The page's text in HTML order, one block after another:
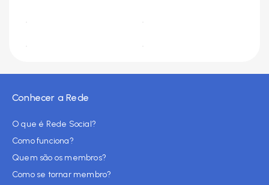
Conhecer a Rede
O que é Rede Social?
Como funciona?
Quem são os membros?
Como se tornar membro?